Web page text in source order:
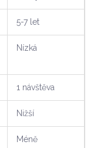
5-7 let
Nízká
1 návštěva
Nižší
Méně